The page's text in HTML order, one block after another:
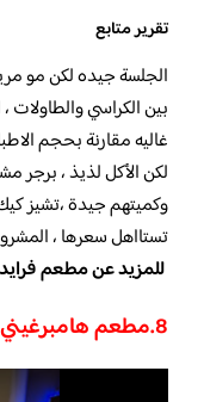
تقرير متابع
الجلسة جيده لكن مو
بين الكراسي
غاليه مقارنة بحجم
لكن الأكل لذيذ ،
وكميتهم جيدة ،تشيز
تستااهل سعرها ،
للمزيد عن مطعم
8.مطعم هامبرغيني في الخرج